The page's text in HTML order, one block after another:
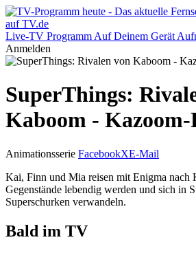
Live-TV Programm Auf Deinem Gerät
Anmelden
SuperThings:
Kaboom - Kazoom-
Animationsserie FacebookXE-Mail
Kai, Finn und Mia reisen mit Enigma nach
Gegenstände lebendig werden und sich in
Superschurken verwandeln.
Bald im TV